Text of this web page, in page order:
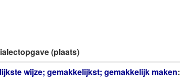
(plaats)
wijze; gemakkelijkst; gemakkelijk maken: